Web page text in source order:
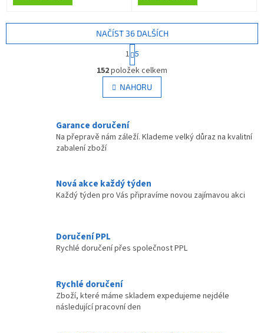
O
v
l
á
c
í
v
k
y
i
s
NAČÍST 36 DALŠÍCH
S
t
r
á
n
k
n
1 5
152položek celkem
NAHORU
Garance doručení
Na přepravě nám záleží. Klademe velký důraz na kvalitní
zabalení zboží
Nová akce každý týden
Každý týden pro Vás připravíme novou zajímavou akci
Doručení PPL
Rychlé doručení přes společnost PPL
Rychlé doručení
Zboží, které máme skladem expedujeme nejdéle
následující pracovní den